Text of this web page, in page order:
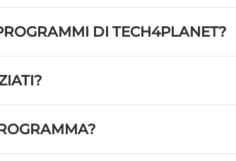
DI TECH4PLANET?